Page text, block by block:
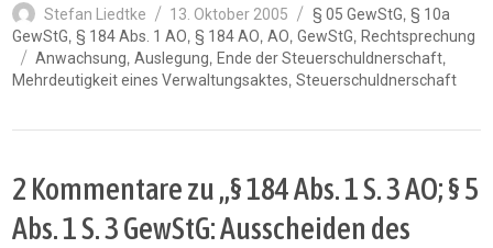
Autor
Stefan Liedtke
Veröffentlicht
am
13. Oktober 2005 Kategorien
§ 05 GewStG, § 10a
GewStG,§ 184 Abs. 1 AO,§ 184 AO,AO,GewStG,Rechtsprechung
Schlagwörter
Anwachsung,Auslegung,Ende der Steuerschuldnerschaft,
Mehrdeutigkeit eines Verwaltungsaktes,Steuerschuldnerschaft
2 Kommentare zu „§ 184 Abs. 1 S. 3 AO; § 5
Abs. 1 S. 3 GewStG: Ausscheiden des